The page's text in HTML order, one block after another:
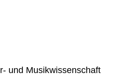
und Musikwissenschaft